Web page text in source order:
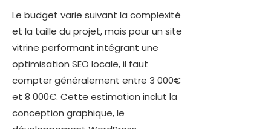
Le budget varie suivant la complexité
et la taille du projet, mais pour un site
vitrine performant intégrant une
optimisation SEO locale, il faut
compter généralement entre 3 000€
et 8 000€. Cette estimation inclut la
conception graphique, le